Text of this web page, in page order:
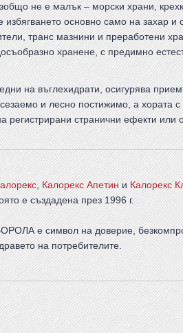
не е малък – морски храни,
основно само на захар
транс мазнини и преработени
хранене, с предимно
на въглехидрати, осигурява
и лесно постижимо, а хората
регистрирани странични ефекти
,Калорекс АпетиниКалорекс
е създадена през 1996 г.
е символ на доверие,
на потребителите.